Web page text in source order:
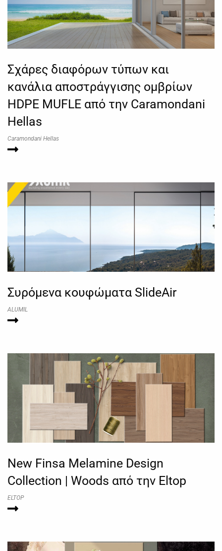
Σχάρες διαφόρων τύπων και
κανάλια αποστράγγισης ομβρίων
HDPE MUFLE από την Caramondani
Hellas
Caramondani Hellas
Συρόμενα κουφώματα SlideAir
ALUMIL
New Finsa Melamine Design
Collection | Woods από την Eltop
ELTOP